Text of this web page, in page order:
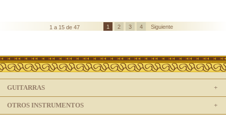
1 a 15 de 47 1 2 3 4 Siguiente
GUITARRAS
OTROS INSTRUMENTOS